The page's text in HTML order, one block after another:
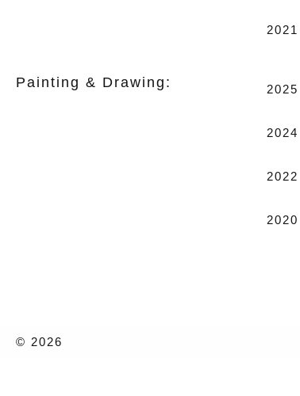
2021
Painting & Drawing: 2025
2024
2022
2020
© 2026